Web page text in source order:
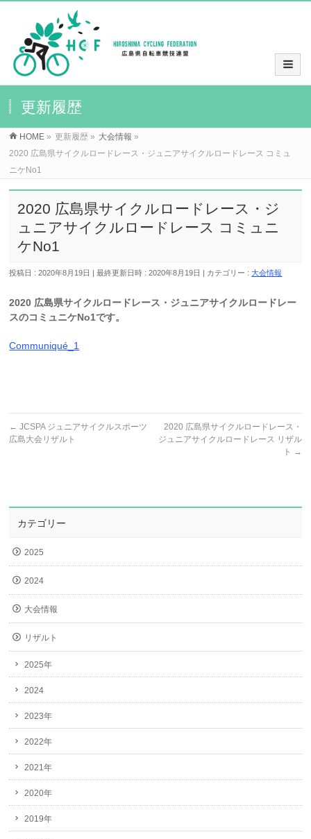
更新履歴
HOME » 更新履歴 » 大会情報 »
2020 広島県サイクルロードレース・ジュニアサイクルロードレース コミュ
ニケNo1
2020 広島県サイクルロードレース・ジ
ュニアサイクルロードレース コミュニ
ケNo1
投稿日 : 2020年8月19日 最終更新日時 : 2020年8月19日 カテゴリー :大会情報
2020 広島県サイクルロードレース・ジュニアサイクルロードレー
スのコミュニケNo1です。
Communiqué_1
← JCSPA ジュニアサイクルスポーツ
広島大会リザルト
2020 広島県サイクルロードレース・
ジュニアサイクルロードレース リザル
ト →
カテゴリー
2025
2024
大会情報
リザルト
2025年
2024
2023年
2022年
2021年
2020年
2019年